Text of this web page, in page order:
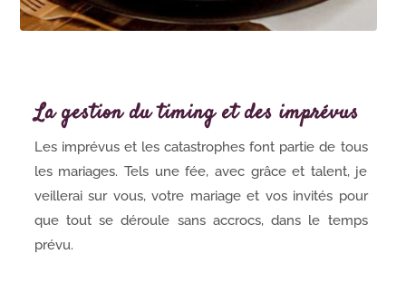
La gestion du timing et des imprévus
Les imprévus et les catastrophes font partie de tous
les mariages. Tels une fée, avec grâce et talent, je
veillerai sur vous, votre mariage et vos invités pour
que tout se déroule sans accrocs, dans le temps
prévu.